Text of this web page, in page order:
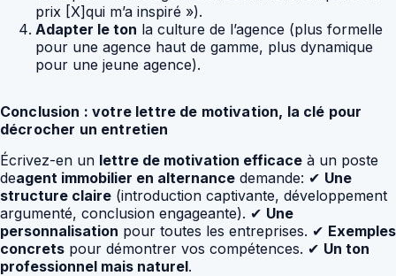
prix [X]qui m’a inspiré »).
Adapter le ton la culture de l’agence (plus formelle
pour une agence haut de gamme, plus dynamique
pour une jeune agence).
Conclusion : votre lettre de motivation, la clé pour
décrocher un entretien
Écrivez-en un lettre de motivation efficace à un poste
deagent immobilier en alternance demande: ✔ Une
structure claire (introduction captivante, développement
argumenté, conclusion engageante). ✔ Une
personnalisation pour toutes les entreprises. ✔ Exemples
concrets pour démontrer vos compétences. ✔ Un ton
professionnel mais naturel.